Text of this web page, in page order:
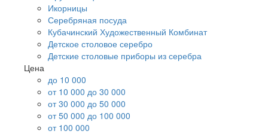
Икорницы
Серебряная посуда
Кубачинский Художественный Комбинат
Детское столовое серебро
Детские столовые приборы из серебра
Цена
до 10 000
от 10 000 до 30 000
от 30 000 до 50 000
от 50 000 до 100 000
от 100 000